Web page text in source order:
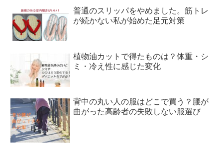
普通のスリッパをやめました。筋トレ
が続かない私が始めた足元対策
植物油カットで得たものは？体重・シ
ミ・冷え性に感じた変化
背中の丸い人の服はどこで買う？腰が
曲がった高齢者の失敗しない服選び